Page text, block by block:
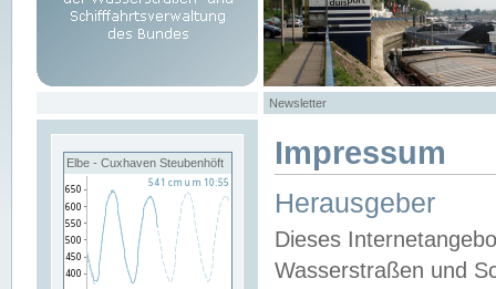
Newsletter
Elbe - Cuxhaven Steubenhöft Impressum
Herausgeber
Dieses
Wasserstraßen und